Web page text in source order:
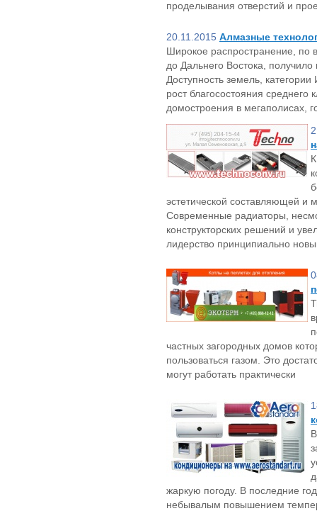
проделывания отверстий и
20.11.2015 Алмазные
Широкое распространение, по
до Дальнего Востока,
Доступность земель,
рост благосостояния среднего
домостроения в мегаполисах,
эстетической составляющей и
Современные радиаторы,
конструкторских решений и
лидерство принципиально
частных загородных домов
пользоваться газом. Это
могут работать практически
жаркую погоду. В последние
небывалым повышением